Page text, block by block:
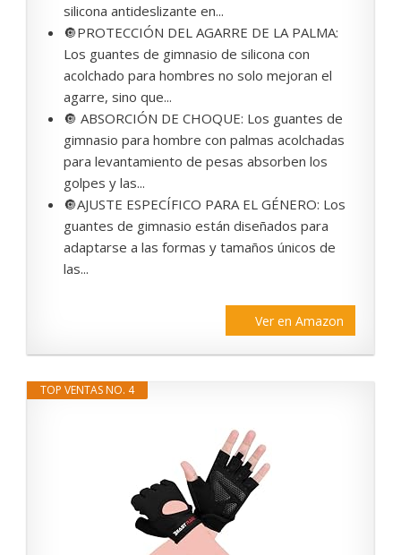
silicona antideslizante en...
🔘PROTECCIÓN DEL AGARRE DE LA PALMA:
Los guantes de gimnasio de silicona con
acolchado para hombres no solo mejoran el
agarre, sino que...
🔘 ABSORCIÓN DE CHOQUE: Los guantes de
gimnasio para hombre con palmas acolchadas
para levantamiento de pesas absorben los
golpes y las...
🔘AJUSTE ESPECÍFICO PARA EL GÉNERO: Los
guantes de gimnasio están diseñados para
adaptarse a las formas y tamaños únicos de
las...
Ver en Amazon
TOP VENTAS NO. 4